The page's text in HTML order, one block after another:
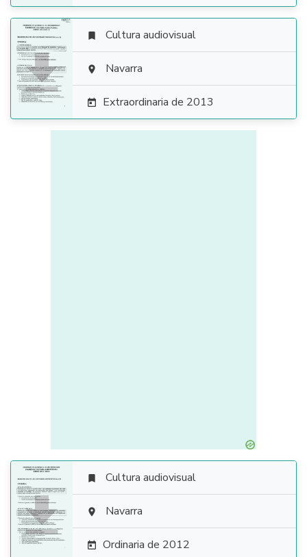

 Cultura audiovisual
 Navarra
 Extraordinaria de 2013

 Cultura audiovisual
 Navarra
 Ordinaria de 2012